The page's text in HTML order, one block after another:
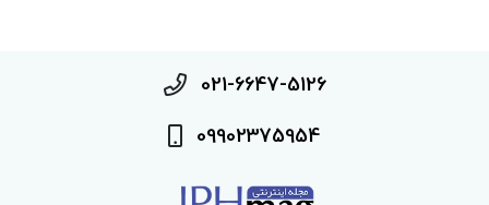
021-6647-5126
09902375954